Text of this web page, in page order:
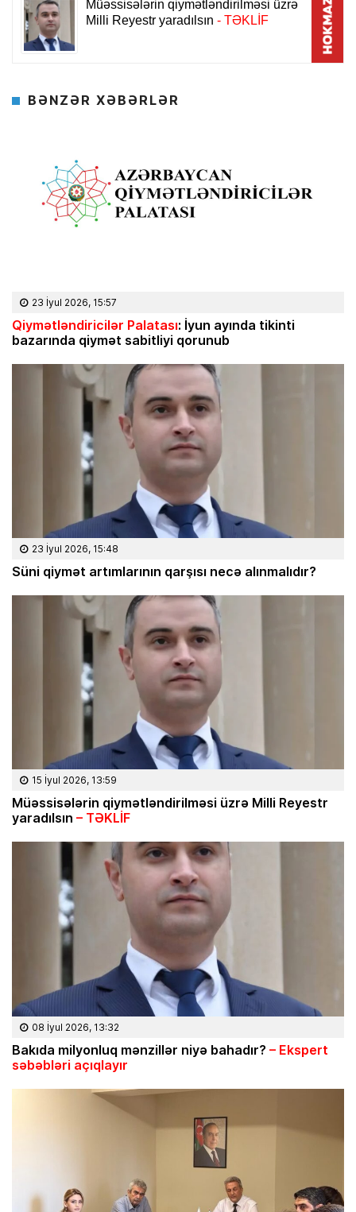
BƏNZƏR XƏBƏRLƏR
23 İyul 2026, 15:57
Qiymətləndiricilər Palatası: İyun ayında tikinti
bazarında qiymət sabitliyi qorunub
23 İyul 2026, 15:48
Süni qiymət artımlarının qarşısı necə alınmalıdır?
15 İyul 2026, 13:59
Müəssisələrin qiymətləndirilməsi üzrə Milli Reyestr
yaradılsın – TƏKLİF
08 İyul 2026, 13:32
Bakıda milyonluq mənzillər niyə bahadır? – Ekspert
səbəbləri açıqlayır